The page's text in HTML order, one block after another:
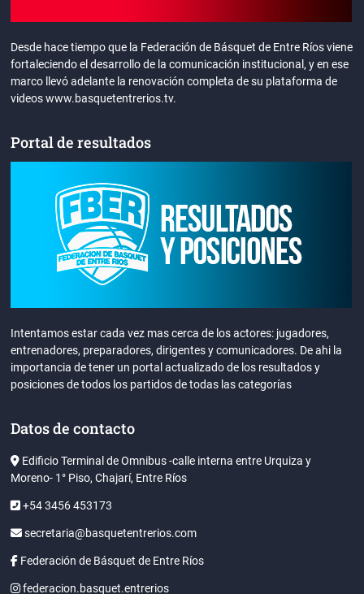
Desde hace tiempo que la Federación de Básquet de Entre Ríos viene
fortaleciendo el desarrollo de la comunicación institucional, y en ese
marco llevó adelante la renovación completa de su plataforma de
videos www.basquetentrerios.tv.
Portal de resultados
Intentamos estar cada vez mas cerca de los actores: jugadores,
entrenadores, preparadores, dirigentes y comunicadores. De ahi la
importancia de tener un portal actualizado de los resultados y
posiciones de todos los partidos de todas las categorías
Datos de contacto
Edificio Terminal de Omnibus -calle interna entre Urquiza y
Moreno- 1° Piso, Chajarí, Entre Ríos
+54 3456 453173
secretaria@basquetentrerios.com
Federación de Básquet de Entre Ríos
federacion.basquet.entrerios